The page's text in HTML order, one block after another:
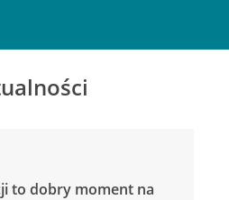
to dobry moment na